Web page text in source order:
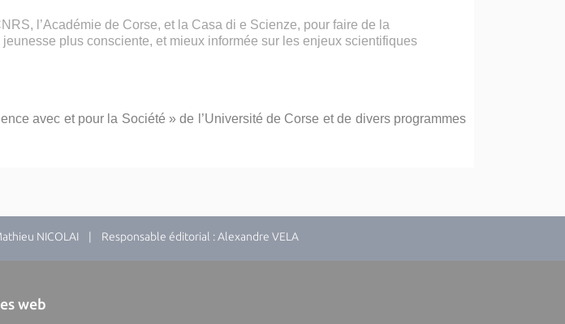
l’Académie de Corse, et la Casa di e Scienze, pour faire de la
jeunesse plus consciente, et mieux informée sur les enjeux scientifiques
avec et pour la Société » de l’Université de Corse et de divers programmes
NICOLAI | Responsable éditorial : Alexandre VELA
web